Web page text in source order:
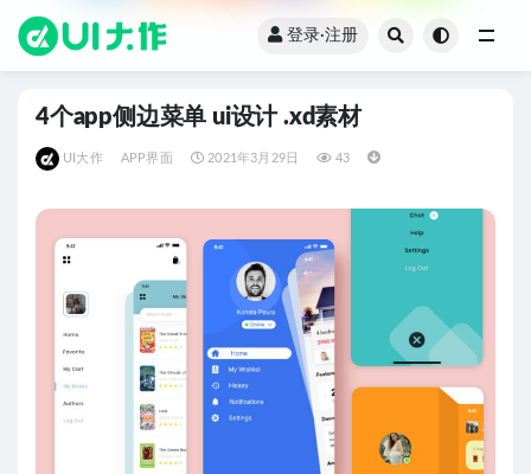
登录·注册
4个app侧边菜单 ui设计 .xd素材
UI大作 APP界面 2021年3月29日 43